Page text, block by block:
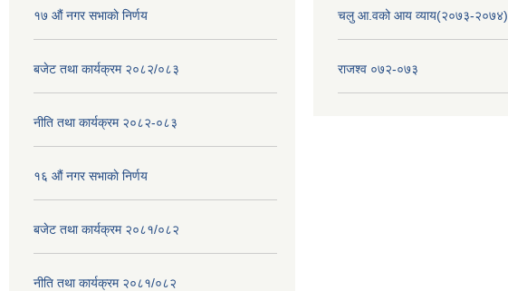
१७ ‌‍औं नगर सभाकाे निर्णय
बजेट तथा कार्यक्रम २०८२/०८३
नीति तथा कार्यक्रम २०८२-०८३
१६ ‌औं नगर सभाकाे निर्णय
बजेट तथा कार्यक्रम २०८१/०८२
नीति तथा कार्यक्रम २०८१/०८२
चलु आ.वको आय व्याय(२०७३-२०७४)
राजश्व ०७२-०७३